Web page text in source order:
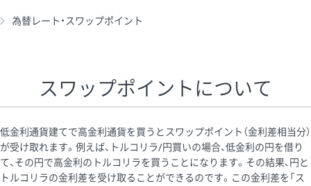
為替レート・スワップポイント
スワップポイントについて
低金利通貨建てで高金利通貨を買うとスワップポイント（金利差相当分）
が受け取れます。例えば、トルコリラ/円買いの場合、低金利の円を借り
て、その円で高金利のトルコリラを買うことになります。その結果、円と
トルコリラの金利差を受け取ることができるのです。この金利差を「ス